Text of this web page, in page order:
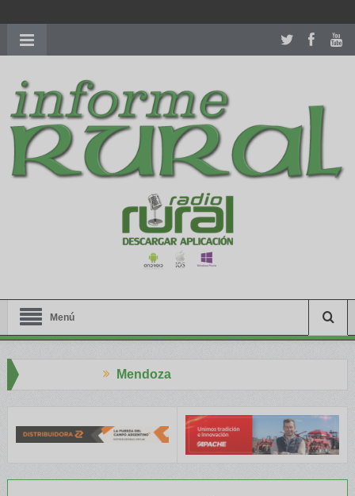
richardmillereplica
women.patekphilippe.tofor sale in usa recognized command with
dining room table ceremony. welcome to our
perfectwatches.is
shop. best youngsexdoll.comwith professional customer
services. 1: 1 design high
https://reallydiamond.com/
Menú